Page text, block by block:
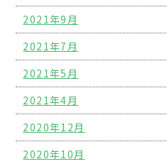
2021年9月
2021年7月
2021年5月
2021年4月
2020年12月
2020年10月